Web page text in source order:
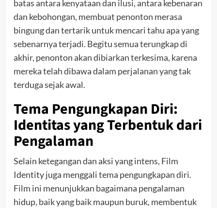
batas antara kenyataan dan ilusi, antara kebenaran
dan kebohongan, membuat penonton merasa
bingung dan tertarik untuk mencari tahu apa yang
sebenarnya terjadi. Begitu semua terungkap di
akhir, penonton akan dibiarkan terkesima, karena
mereka telah dibawa dalam perjalanan yang tak
terduga sejak awal.
Tema Pengungkapan Diri:
Identitas yang Terbentuk dari
Pengalaman
Selain ketegangan dan aksi yang intens, Film
Identity juga menggali tema pengungkapan diri.
Film ini menunjukkan bagaimana pengalaman
hidup, baik yang baik maupun buruk, membentuk